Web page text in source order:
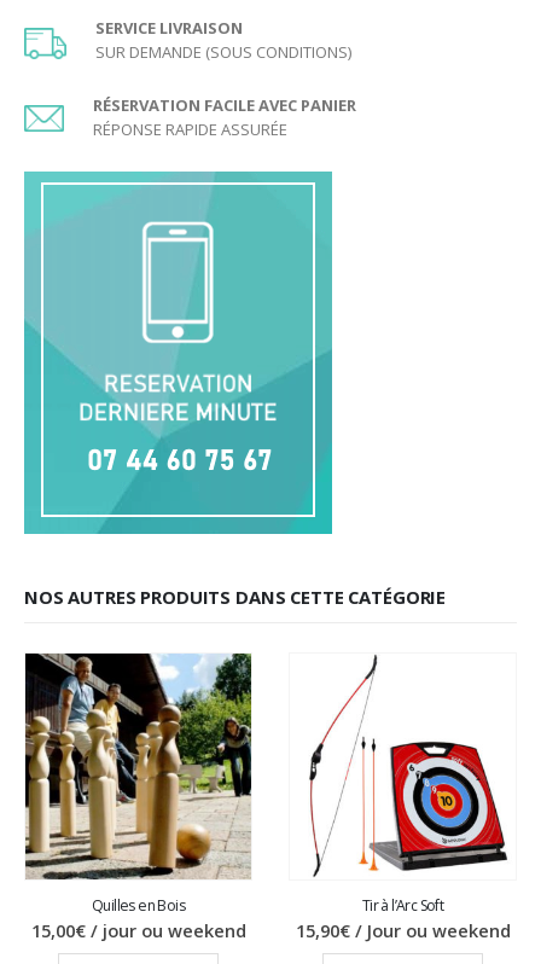
planche, pousser les palets des équipes adverses en dehors
de la planche. Ceci est vrai même si le palet sort lui aussi de la
dehors de la planche, la partie est annulée et doit être
rejouée. Entre un palet qui touche le maître et un palet qui le
Age minimum conseillé pour jouer aux Palets
Voici le PDF imprimable des règles du jeu :
Bretons
SERVICE LIVRAISON
SUR DEMANDE (SOUS CONDITIONS)
RÉSERVATION FACILE AVEC PANIER
RÉPONSE RAPIDE ASSURÉE
NOS AUTRES PRODUITS DANS CETTE CATÉGORIE
Quilles en Bois
15,00€/ jour ou weekend
Tir à l’Arc Soft
15,90€/ Jour ou weekend